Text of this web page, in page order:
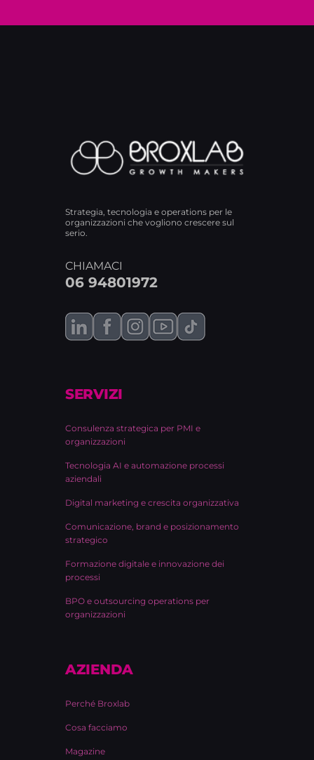
Strategia, tecnologia e operations per le
organizzazioni che vogliono crescere sul
serio.
CHIAMACI
06 94801972
SERVIZI
Consulenza strategica per PMI e
organizzazioni
Tecnologia AI e automazione processi
aziendali
Digital marketing e crescita organizzativa
Comunicazione, brand e posizionamento
strategico
Formazione digitale e innovazione dei
processi
BPO e outsourcing operations per
organizzazioni
AZIENDA
Perché Broxlab
Cosa facciamo
Magazine